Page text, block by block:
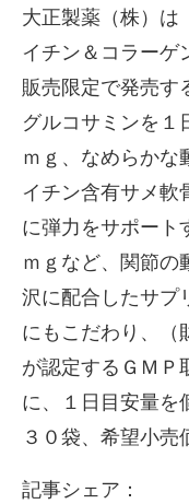
大正製薬（株）は
イチン＆コラー
販売限定で発売す
グルコサミンを１
ｍｇ、なめらかな
イチン含有サメ軟
に弾力をサポート
ｍｇなど、関節の
沢に配合したサプ
にもこだわり、（
が認定するＧＭＰ
に、１日目安量を
３０袋、希望小売
記事シェア：